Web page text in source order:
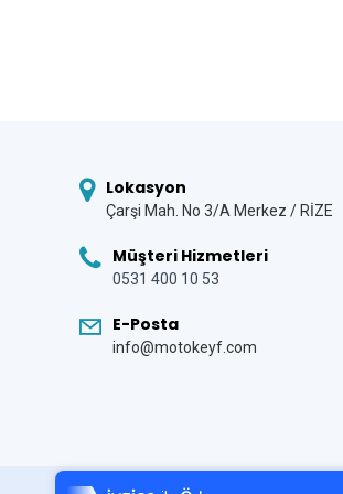
7/24 Canlı Destek
Lokasyon
Çarşi Mah. No 3/A Merkez / RİZE
Müşteri Hizmetleri
0531 400 10 53
E-Posta
info@motokeyf.com